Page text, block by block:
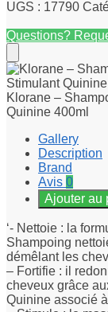
UGS : 17790
Questions?
Klorane –
Quinine 400ml
Gallery
Description
Brand
Avis 0
Ajouter au
‘- Nettoie : la
Shampoing
démêlant les
– Fortifie : il
cheveux grâce
Quinine associé